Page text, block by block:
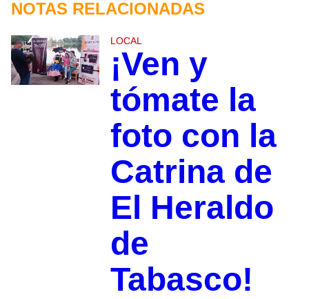
NOTAS RELACIONADAS
LOCAL
¡Ven y
tómate la
foto con la
Catrina de
El Heraldo
de
Tabasco!